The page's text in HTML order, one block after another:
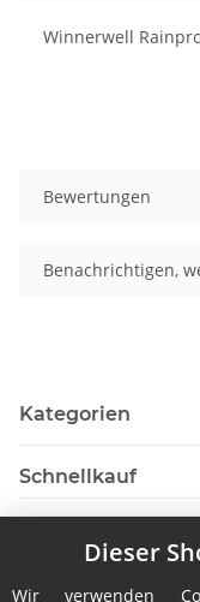
Winnerwell
Bewertungen
Benachrichtigen,
Kategorien
Schnellkauf
Dieser
Wir verwenden